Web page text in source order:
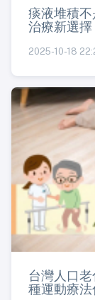
痰液堆積
治療新選擇
2025-10-18
台灣人口
種運動療法